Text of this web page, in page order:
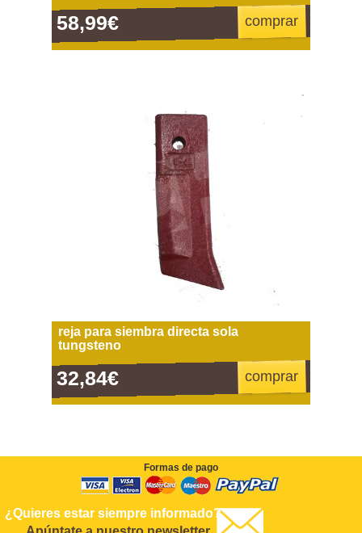
58,99€ comprar
reja para siembra directa sola
tungsteno
32,84€ comprar
Formas de pago
¿Quieres estar siempre informado?